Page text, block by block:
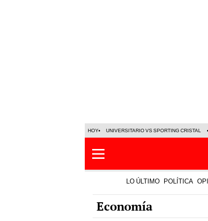
HOY UNIVERSITARIO VS SPORTING CRISTAL
LO ÚLTIMO POLÍTICA
Economía